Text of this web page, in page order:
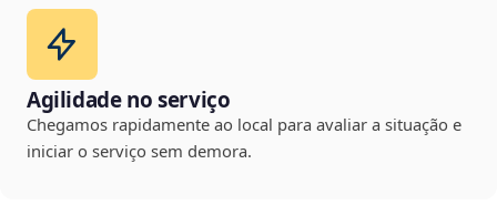
Agilidade no serviço
Chegamos rapidamente ao local para avaliar a situação e
iniciar o serviço sem demora.